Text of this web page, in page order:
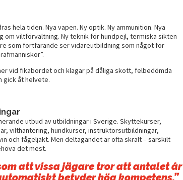
hela tiden. Nya vapen. Ny optik. Ny ammunition. Nya
om viltförvaltning. Ny teknik för hundpejl, termiska sikten
som fortfarande ser vidareutbildning som något för
vid fikabordet och klagar på dåliga skott, felbedömda
gick åt helvete.
utbud av utbildningar i Sverige. Skyttekurser,
vilthantering, hundkurser, instruktörsutbildningar,
och fågeljakt. Men deltagandet är ofta skralt – särskilt
det mest.
att vissa jägare tror att antalet år
betyder hög kompetens.”
ädelost
Helgrillad viltentrecote